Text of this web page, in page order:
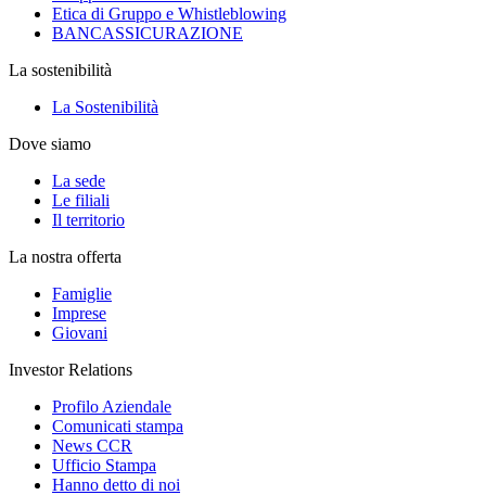
Etica di Gruppo e Whistleblowing
BANCASSICURAZIONE
La sostenibilità
La Sostenibilità
Dove siamo
La sede
Le filiali
Il territorio
La nostra offerta
Famiglie
Imprese
Giovani
Investor Relations
Profilo Aziendale
Comunicati stampa
News CCR
Ufficio Stampa
Hanno detto di noi